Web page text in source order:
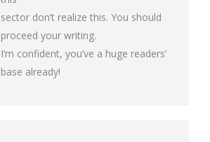
sector don’t realize this. You should
proceed your writing.
I’m confident, you’ve a huge readers’
base already!